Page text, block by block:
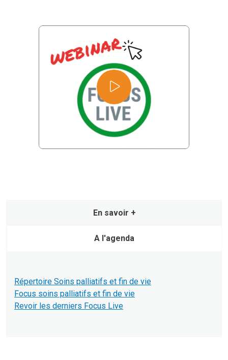
En savoir +
A l'agenda
Répertoire Soins palliatifs et fin de vie
Focus soins palliatifs et fin de vie
Revoir les derniers Focus Live